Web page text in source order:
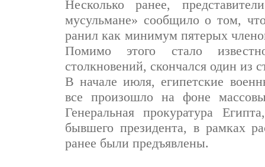
Несколько ранее,
мусульмане» сообщило о том,
ранил как минимум пятерых
Помимо этого стало
столкновений, скончался один из
В начале июля, египетские
все произошло на фоне
Генеральная прокуратура
бывшего президента, в рамках
ранее были предъявлены.